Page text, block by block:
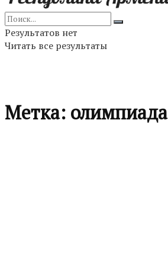
Результатов нет
Читать все результаты
Метка: олимпиада